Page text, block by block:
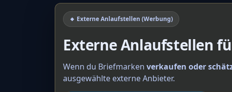
🔸 Externe Anlaufstellen (Werbung)
Externe Anlaufstellen
Wenn du Briefmarken verkaufen oder
ausgewählte externe Anbieter.